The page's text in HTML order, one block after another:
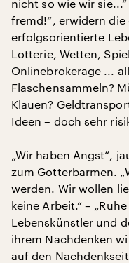
nicht so wie wir
fremd!“, erwidern
erfolgsorientierte
Lotterie, Wetten,
Onlinebrokerage ...
Flaschensammeln?
Klauen?
Ideen – doch sehr
„Wir haben Angst“,
zum Gotterbarmen.
werden. Wir wollen
keine Arbeit.“ –
Lebenskünstler und
ihrem Nachdenken
auf den